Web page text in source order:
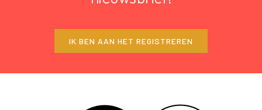
IK BEN AAN HET REGISTREREN